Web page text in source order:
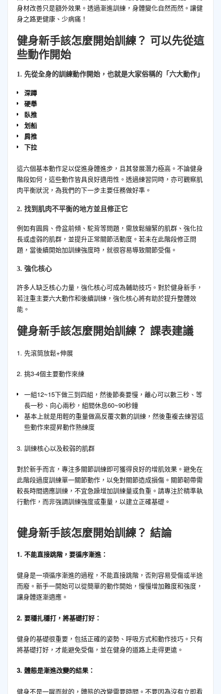
身材改善只是額外效果。透過漸進訓練，身體變化自然而然。讓健
身之路更健康、少病痛！
健身新手該怎麼開始訓練？ 可以先從這
些動作開始
1. 先從全身的訓練動作開始，也就是大家俗稱的「六大動作」
深蹲
硬舉
臥推
划船
肩推
下拉
這六個基本動作足以促進身體進步，且其發展潛力極高。不論健身
階段如何，這些動作皆具良好適用性。透過練習同時，亦可觀察肌
肉平衡狀況，為我們的下一步主要任務做好準。
2. 找到肌肉不平衡的地方並且修正它
例如有圓肩、骨盆前傾、駝背等問題，需放鬆繃緊的肌群、強化拉
長或虛弱的肌群，並提升正常關節活動度。若未在此階段修正問
題，當後續開始加訓練強度時，就很容易導致關節受傷。
3. 強化核心
許多人缺乏核心力量，強化核心可成為輔助技巧。對於健身新手，
若注重主要六大動作和後續訓練，強化核心將有助於提升整體效
能。
健身新手該怎麼開始訓練？ 課表建議
1. 先滾筒放鬆+伸展
2. 挑3-4個主要動作來練
一組12~15下做三到四組，然後節奏要慢，離心可以數三秒、等
長一秒、向心兩秒，組間休息60~90秒鐘
基本上就是用輕的重量做高反覆次數的訓練，然後重複去練習這
些動作來提昇動作熟練度
3. 訓練核心以及較弱的肌群
對於新手而言，專注多關節訓練即可獲得良好的增肌效果。避免在
此階段過度訓練單一關節動作，以免對關節造成損傷。關節韌帶需
較長時間適應訓練，不宜急躁增加訓練量或負重。請專注於精準執
行動作，而非強調訓練強度或重量，以建立正確基礎。
健身新手該怎麼開始訓練？ 結論
1. 不能直接跳階，要循序漸進：
健身是一項循序漸進的過程，不能直接跳階，否則容易受傷或半途
而廢。新手一開始可以從簡單的動作開始，慢慢增加難度和強度，
讓身體逐漸適應。
2. 要穩扎穩打，將基礎打好：
健身的基礎很重要，包括正確的姿勢、呼吸方式和動作技巧。只有
將基礎打好，才能避免受傷，並在健身的道路上走得更遠。
3. 體態是漸進改變的結果：
健身不是一蹴而就的，體態的改變需要時間。不要因為沒有立即看